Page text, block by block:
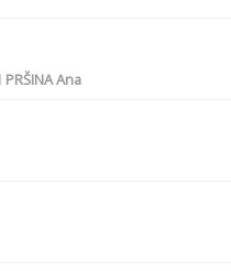
PRŠINA Ana